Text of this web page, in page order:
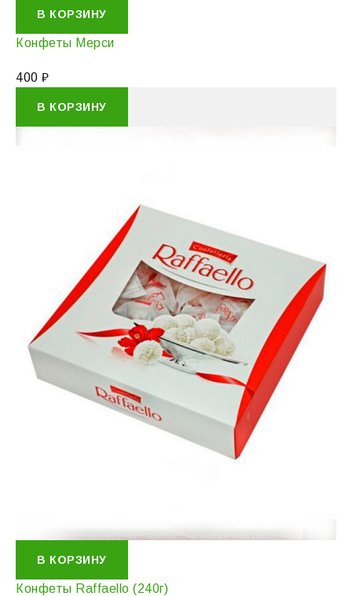
В КОРЗИНУ
Конфеты Мерси
400 ₽
В КОРЗИНУ
В КОРЗИНУ
Конфеты Raffaello (240г)